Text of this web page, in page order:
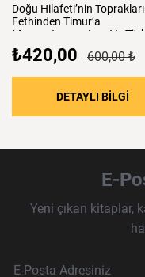
Doğu Hilafeti’nin Toprakları
Fethinden Timur’a
Mezopotamya,
Iran Ve
₺420,00 600,00 ₺
DETAYLI BİLGİ :
E-
Yeni çıkan kitaplar,
Haber Bülteni